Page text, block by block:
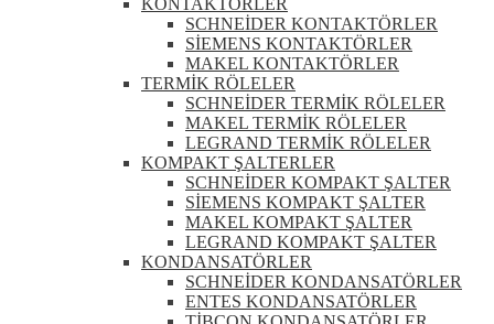
KONTAKTÖRLER
SCHNEİDER KONTAKTÖRLER
SİEMENS KONTAKTÖRLER
MAKEL KONTAKTÖRLER
TERMİK RÖLELER
SCHNEİDER TERMİK RÖLELER
MAKEL TERMİK RÖLELER
LEGRAND TERMİK RÖLELER
KOMPAKT ŞALTERLER
SCHNEİDER KOMPAKT ŞALTER
SİEMENS KOMPAKT ŞALTER
MAKEL KOMPAKT ŞALTER
LEGRAND KOMPAKT ŞALTER
KONDANSATÖRLER
SCHNEİDER KONDANSATÖRLER
ENTES KONDANSATÖRLER